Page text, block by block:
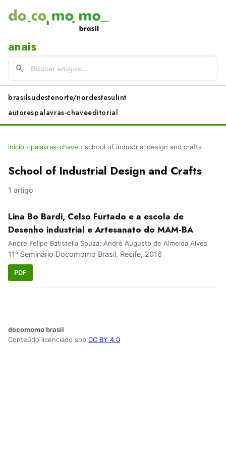
anais
brasilsudestenorte/nordestesulint
autorespalavras-chaveeditorial
início › palavras-chave › school of industrial design and crafts
School of Industrial Design and Crafts
1 artigo
Lina Bo Bardi, Celso Furtado e a escola de
Desenho industrial e Artesanato do MAM-BA
Andre Felipe Batistella Souza; André Augusto de Almeida Alves
11º Seminário Docomomo Brasil, Recife, 2016
PDF
docomomo brasil
Conteúdo licenciado sob CC BY 4.0